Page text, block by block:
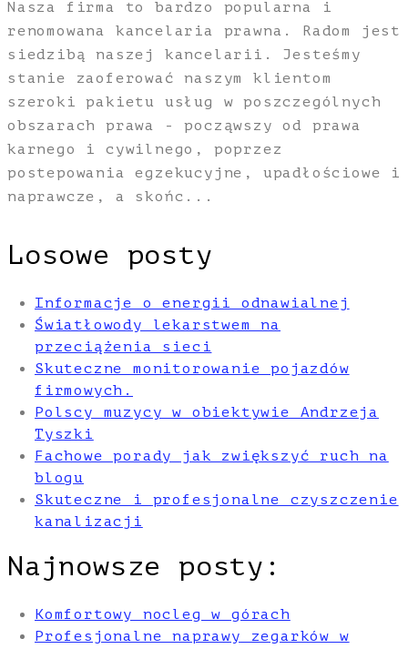
Nasza firma to bardzo popularna i
renomowana kancelaria prawna. Radom jest
siedzibą naszej kancelarii. Jesteśmy
stanie zaoferować naszym klientom
szeroki pakietu usług w poszczególnych
obszarach prawa - począwszy od prawa
karnego i cywilnego, poprzez
postepowania egzekucyjne, upadłościowe i
naprawcze, a skońc...
Losowe posty
Informacje o energii odnawialnej
Światłowody lekarstwem na
przeciążenia sieci
Skuteczne monitorowanie pojazdów
firmowych.
Polscy muzycy w obiektywie Andrzeja
Tyszki
Fachowe porady jak zwiększyć ruch na
blogu
Skuteczne i profesjonalne czyszczenie
kanalizacji
Najnowsze posty:
Komfortowy nocleg w górach
Profesjonalne naprawy zegarków w